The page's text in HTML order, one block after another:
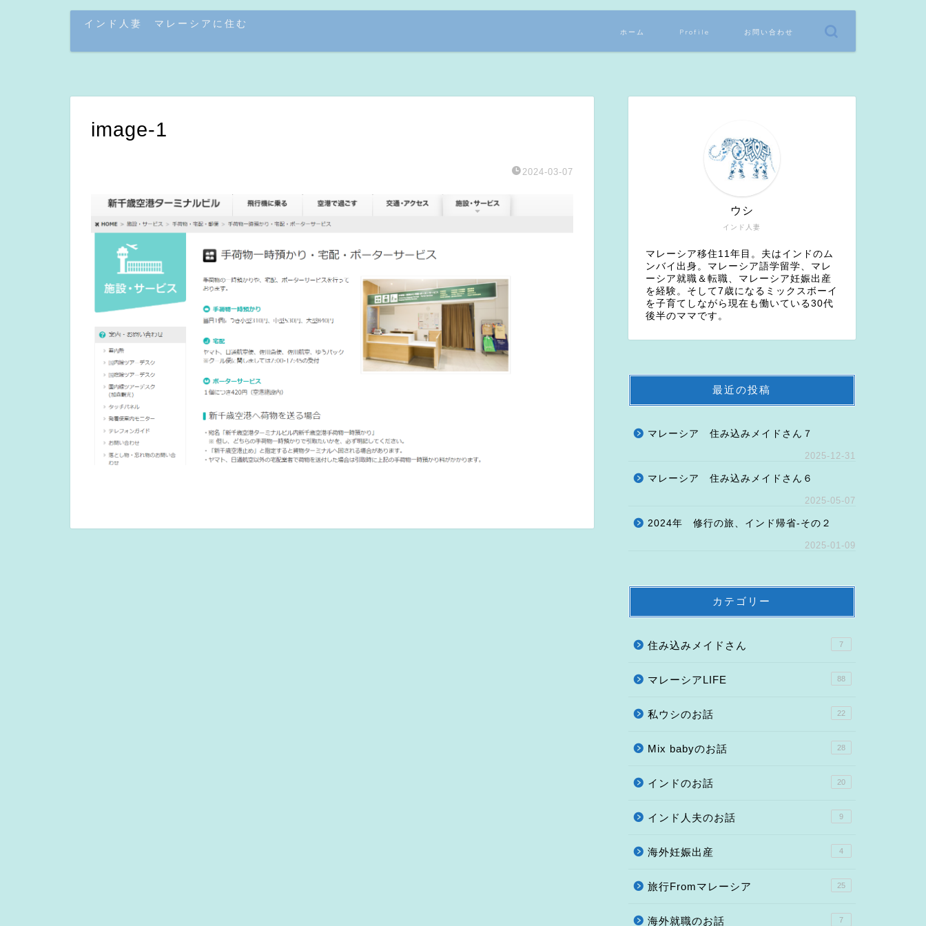
インド人妻 マレーシアに住む
ホーム Profile お問い合わせ
image-1
2024-03-07
インド人妻
ウシ
マレーシア移住11年目。夫はインドのム
ンバイ出身。マレーシア語学留学、マレ
ーシア就職＆転職、マレーシア妊娠出産
を経験。そして7歳になるミックスボーイ
を子育てしながら現在も働いている30代
後半のママです。
最近の投稿
マレーシア 住み込みメイドさん７
2025-12-31
マレーシア 住み込みメイドさん６
2025-05-07
2024年 修行の旅、インド帰省-その２
2025-01-09
カテゴリー
住み込みメイドさん 7
マレーシアLIFE 88
私ウシのお話 22
Mix babyのお話 28
インドのお話 20
インド人夫のお話 9
海外妊娠出産 4
旅行Fromマレーシア 25
海外就職のお話 7